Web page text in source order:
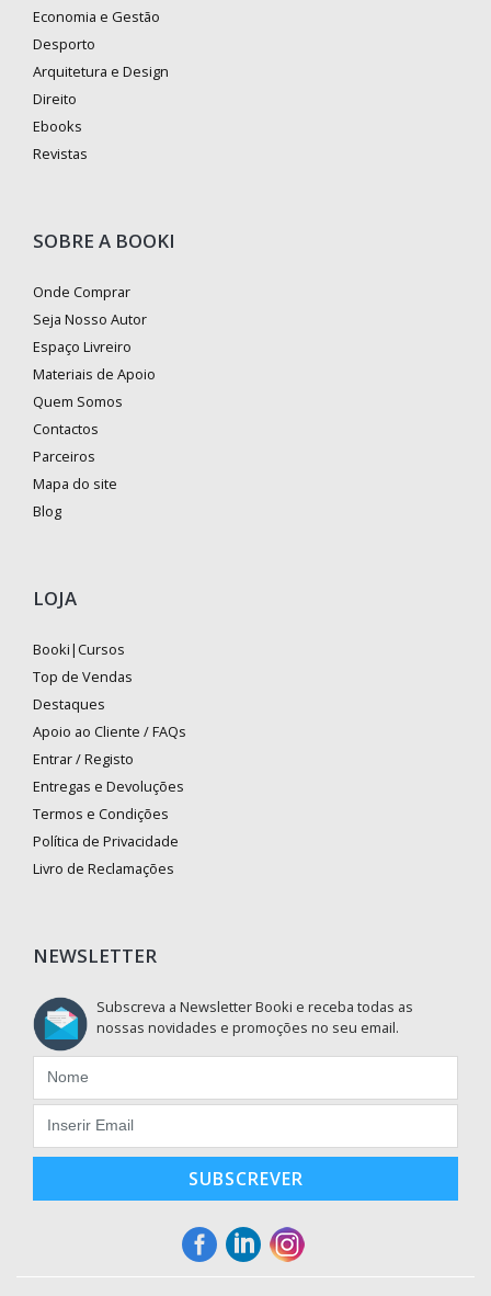
Economia e Gestão
Desporto
Arquitetura e Design
Direito
Ebooks
Revistas
SOBRE A BOOKI
Onde Comprar
Seja Nosso Autor
Espaço Livreiro
Materiais de Apoio
Quem Somos
Contactos
Parceiros
Mapa do site
Blog
LOJA
Booki|Cursos
Top de Vendas
Destaques
Apoio ao Cliente / FAQs
Entrar / Registo
Entregas e Devoluções
Termos e Condições
Política de Privacidade
Livro de Reclamações
NEWSLETTER
Subscreva a Newsletter Booki e receba todas as
nossas novidades e promoções no seu email.
SUBSCREVER